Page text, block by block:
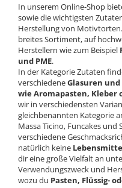
In unserem Online-Shop
sowie die wichtigsten
Herstellung von
breites Sortiment, auf
Herstellern wie zum Beispiel
und PME.
In der Kategorie Zutaten
verschiedeneGlasuren
wie Aromapasten, Kleber
wir in verschiedensten
gleichbenannten Kategorie
Massa Ticino, Funcakes und
verschiedene
natürlich keine
dir eine große Vielfalt an
Verwendungszweck und
wozu du Pasten, Flüssig-